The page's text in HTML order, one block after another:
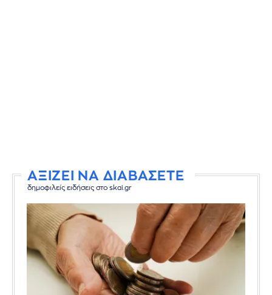
ΑΞΙΖΕΙ ΝΑ ΔΙΑΒΑΣΕΤΕ
δημοφιλείς ειδήσεις στο skai.gr